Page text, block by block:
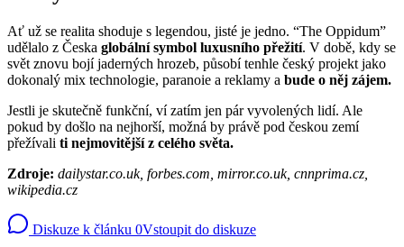
Ať už se realita shoduje s legendou, jisté je jedno. “The Oppidum”
udělalo z Česka globální symbol luxusního přežití. V době, kdy se
svět znovu bojí jaderných hrozeb, působí tenhle český projekt jako
dokonalý mix technologie, paranoie a reklamy a bude o něj zájem.
Jestli je skutečně funkční, ví zatím jen pár vyvolených lidí. Ale
pokud by došlo na nejhorší, možná by právě pod českou zemí
přežívali ti nejmovitější z celého světa.
Zdroje: dailystar.co.uk, forbes.com, mirror.co.uk, cnnprima.cz,
wikipedia.cz
Diskuze k článku 0Vstoupit do diskuze